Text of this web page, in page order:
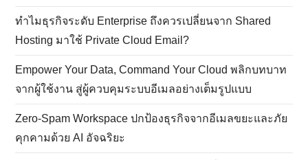
ทำไมธุรกิจระดับ Enterprise ถึงควรเปลี่ยนจาก Shared
Hosting มาใช้ Private Cloud Email?
Empower Your Data, Command Your Cloud พลิกบทบาท
จากผู้ใช้งาน สู่ผู้ควบคุมระบบอีเมลอย่างเต็มรูปแบบ
Zero-Spam Workspace ปกป้องธุรกิจจากอีเมลขยะและภัย
คุกคามด้วย AI อัจฉริยะ